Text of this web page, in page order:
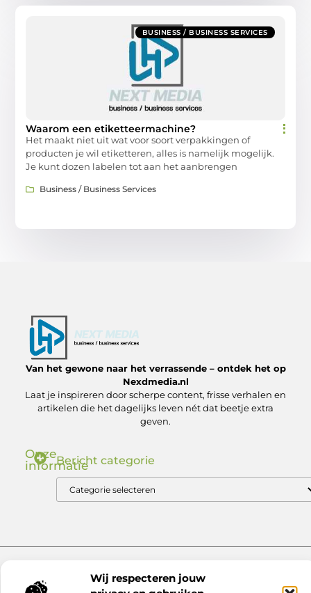
Wij respecteren jouw
BUSINESS / BUSINESS SERVICES
Waarom een etiketteermachine?
Het maakt niet uit wat voor soort verpakkingen of
producten je wil etiketteren, alles is namelijk mogelijk.
Je kunt dozen labelen tot aan het aanbrengen
Business / Business Services
Van het gewone naar het verrassende – ontdek het op
Nexdmedia.nl
Laat je inspireren door scherpe content, frisse verhalen en
artikelen die het dagelijks leven nét dat beetje extra
geven.
Onze
informatieBericht categorie
@2025 www.nexdmedia.nl. All Right Reserved.